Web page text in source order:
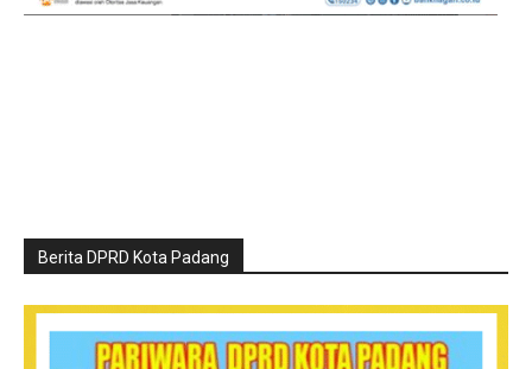
Berita DPRD Kota Padang